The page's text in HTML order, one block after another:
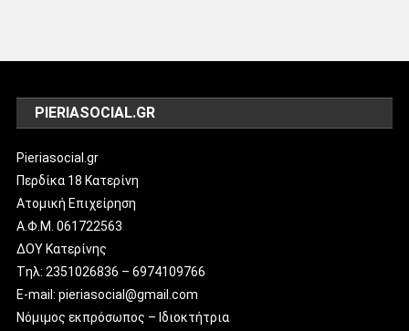
PIERIASOCIAL.GR
Pieriasocial.gr
Περδίκα 18 Κατερίνη
Ατομική Επιχείρηση
Α.Φ.Μ. 061722563
ΔΟΥ Κατερίνης
Tηλ: 2351026836 – 6974109766
E-mail: pieriasocial@gmail.com
Νόμιμος εκπρόσωπος – Ιδιοκτήτρια